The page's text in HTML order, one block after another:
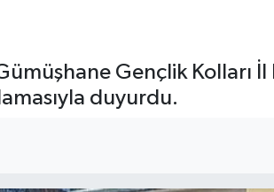
Gençlik Kolları
duyurdu.